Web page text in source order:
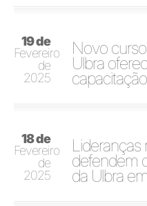
19 de
Fevereiro
de
2025
Novo
Ulbra
18 de
Fevereiro
de
2025
Lideranças
defendem
da Ulbra